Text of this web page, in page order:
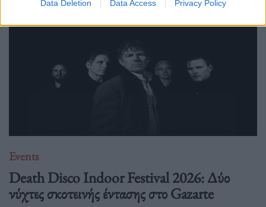
Data Deletion Data Access Privacy Policy
Events
Death Disco Indoor Festival 2026: Δύο
νύχτες σκοτεινής έντασης στο Gazarte